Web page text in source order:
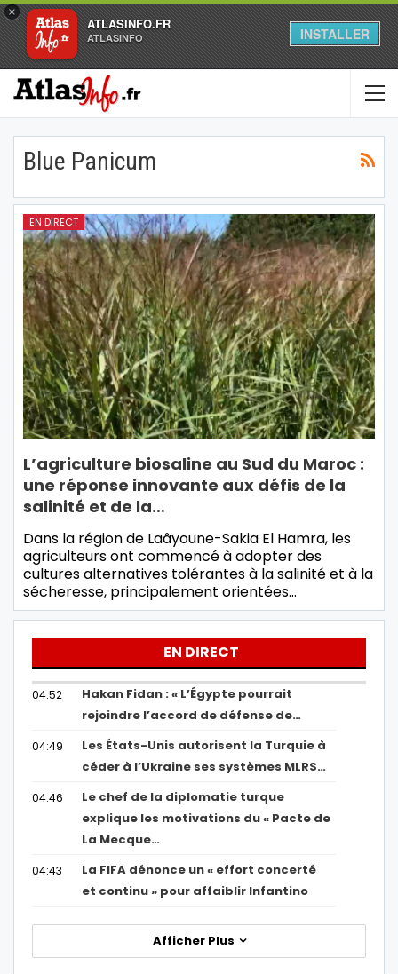
×
ATLASINFO.FR
ATLASINFO INSTALLER
Blue Panicum
EN DIRECT
L’agriculture biosaline au Sud du Maroc :
une réponse innovante aux défis de la
salinité et de la…
Dans la région de Laâyoune-Sakia El Hamra, les
agriculteurs ont commencé à adopter des
cultures alternatives tolérantes à la salinité et à la
sécheresse, principalement orientées…
EN DIRECT
04:52
Hakan Fidan : « L’Égypte pourrait
rejoindre l’accord de défense de…
04:49
Les États-Unis autorisent la Turquie à
céder à l’Ukraine ses systèmes MLRS…
04:46
Le chef de la diplomatie turque
explique les motivations du « Pacte de
La Mecque…
04:43
La FIFA dénonce un « effort concerté
et continu » pour affaiblir Infantino
Afficher Plus